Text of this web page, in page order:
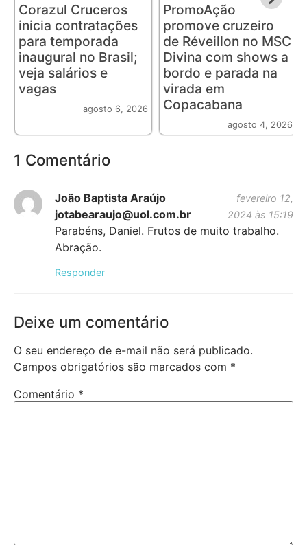
Corazul Cruceros
inicia contratações
para temporada
inaugural no Brasil;
veja salários e
vagas
agosto 6, 2026
PromoAção
promove cruzeiro
de Réveillon no MSC
Divina com shows a
bordo e parada na
virada em
Copacabana
agosto 4, 2026
1 Comentário
João Baptista Araújo
jotabearaujo@uol.com.br
fevereiro 12,
2024 às 15:19
Parabéns, Daniel. Frutos de muito trabalho.
Abração.
Responder
Deixe um comentário
O seu endereço de e-mail não será publicado.
Campos obrigatórios são marcados com *
Comentário *